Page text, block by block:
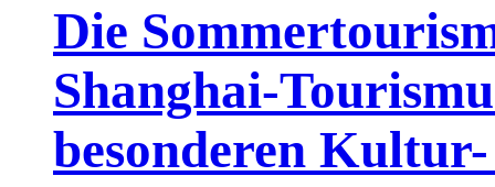
Die
Shanghai-
besonderen